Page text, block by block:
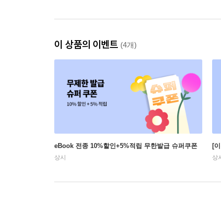
이 상품의 이벤트 (4개)
eBook 전종 10%할인+5%적립 무한발급 슈퍼쿠폰
상시
[
상